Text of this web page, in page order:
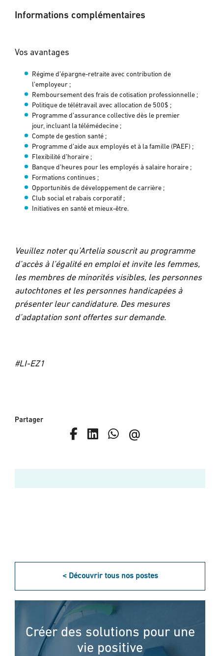
Informations complémentaires
Vos avantages
Régime d’épargne-retraite avec contribution de
l’employeur ;
Remboursement des frais de cotisation professionnelle ;
Politique de télétravail avec allocation de 500$ ;
Programme d’assurance collective dès le premier
jour, incluant la télémédecine ;
Compte de gestion santé ;
Programme d’aide aux employés et à la famille (PAEF) ;
Flexibilité d’horaire ;
Banque d’heures pour les employés à salaire horaire ;
Formations continues ;
Opportunités de développement de carrière ;
Club social et rabais corporatif ;
Initiatives en santé et mieux-être.
Veuillez noter qu’Artelia souscrit au programme
d’accès à l’égalité en emploi et invite les femmes,
les membres de minorités visibles, les personnes
autochtones et les personnes handicapées à
présenter leur candidature. Des mesures
d’adaptation sont offertes sur demande.
#LI-EZ1
Partager
< Découvrir tous nos postes
Créer des solutions pour une
vie positive